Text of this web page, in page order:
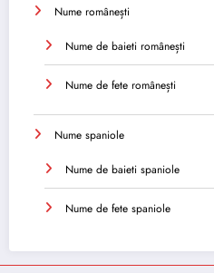
Nume românești
Nume de baieti românești
Nume de fete românești
Nume spaniole
Nume de baieti spaniole
Nume de fete spaniole